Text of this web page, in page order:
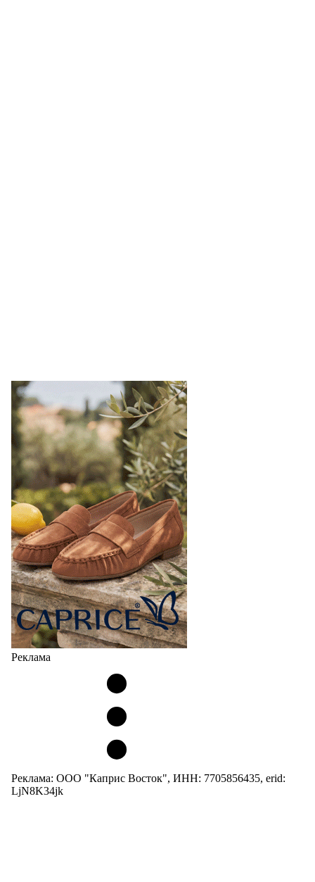
Реклама
Реклама: ООО "Каприс Восток", ИНН: 7705856435, erid:
LjN8K34jk